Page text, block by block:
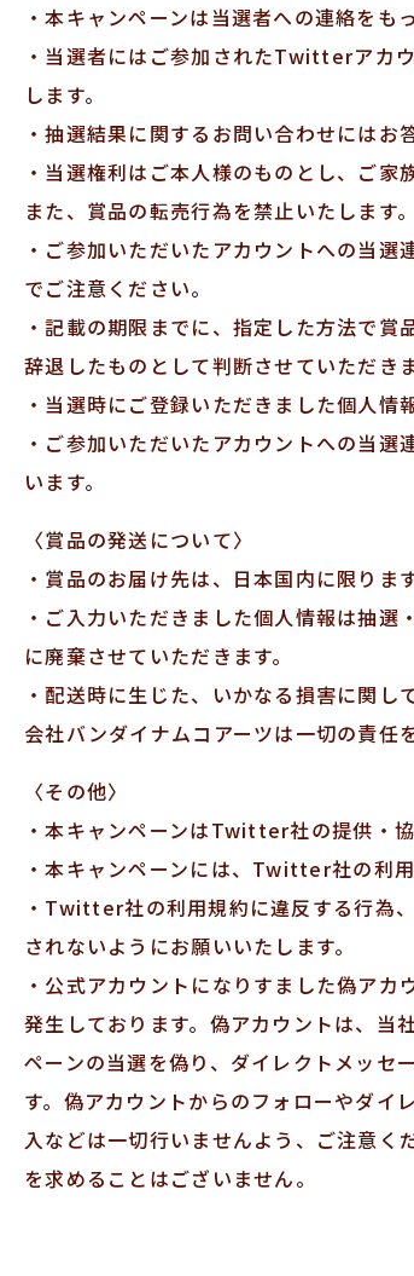
・本キャンペーンは当選者への連絡をも
・当選者にはご参加されたTwitterアカ
します。
・抽選結果に関するお問い合わせにはお
・当選権利はご本人様のものとし、ご家
また、賞品の転売行為を禁止いたします。
・ご参加いただいたアカウントへの当
でご注意ください。
・記載の期限までに、指定した方法で
辞退したものとして判断させていただきま
・当選時にご登録いただきました個人情
・ご参加いただいたアカウントへの当
います。
〈賞品の発送について〉
・賞品のお届け先は、日本国内に限ります
・ご入力いただきました個人情報は抽
に廃棄させていただきます。
・配送時に生じた、いかなる損害に関
会社バンダイナムコアーツは一切の責任
〈その他〉
・本キャンペーンはTwitter社の提供・
・本キャンペーンには、Twitter社の利
・Twitter社の利用規約に違反する行為
されないようにお願いいたします。
・公式アカウントになりすました偽ア
発生しております。偽アカウントは、当
ペーンの当選を偽り、ダイレクトメッセ
す。偽アカウントからのフォローやダイ
入などは一切行いませんよう、ご注意
を求めることはございません。